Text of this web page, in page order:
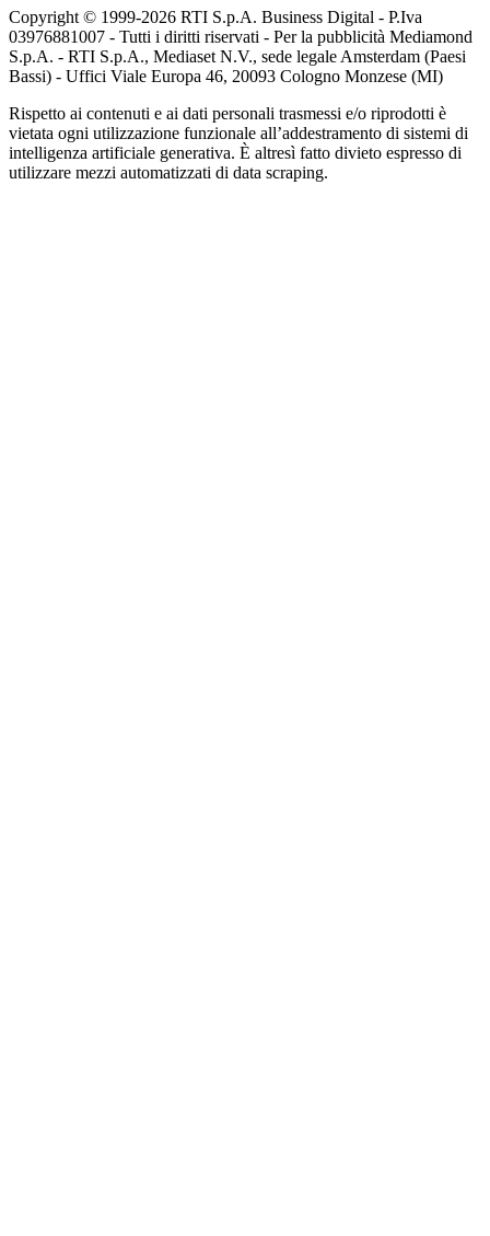
Copyright © 1999-2026 RTI S.p.A. Business Digital - P.Iva
03976881007 - Tutti i diritti riservati - Per la pubblicità Mediamond
S.p.A. - RTI S.p.A., Mediaset N.V., sede legale Amsterdam (Paesi
Bassi) - Uffici Viale Europa 46, 20093 Cologno Monzese (MI)
Rispetto ai contenuti e ai dati personali trasmessi e/o riprodotti è
vietata ogni utilizzazione funzionale all’addestramento di sistemi di
intelligenza artificiale generativa. È altresì fatto divieto espresso di
utilizzare mezzi automatizzati di data scraping.